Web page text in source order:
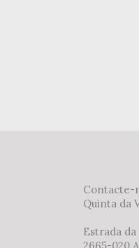
Contacte-
Quinta da
Estrada
2665-020